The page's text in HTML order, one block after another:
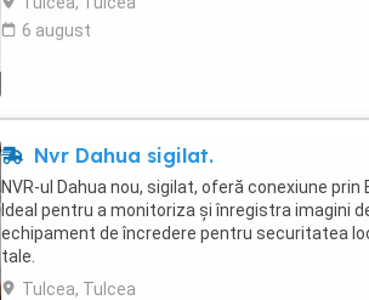
6 august
Nvr Dahua sigilat.
NVR-ul Dahua nou, sigilat, oferă conexiune prin
Ideal pentru a monitoriza și înregistra imagini
echipament de încredere pentru securitatea
tale.
Tulcea, Tulcea